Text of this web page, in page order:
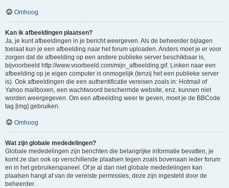
Omhoog
Kan ik afbeeldingen plaatsen?
Ja, je kunt afbeeldingen in je bericht weergeven. Als de beheerder bijlagen
toelaat kun je een afbeelding naar het forum uploaden. Anders moet je er voor
zorgen dat de afbeelding op een andere publieke server beschikbaar is,
bijvoorbeeld http://www.voorbeeld.com/mijn_afbeelding.gif. Linken naar een
afbeelding op je eigen computer is onmogelijk (tenzij het een publieke server
is). Ook afbeeldingen die een authentificatie vereisen zoals in: Hotmail of
Yahoo mailboxen, een wachtwoord beschermde website, enz. kunnen niet
worden weergegeven. Om een afbeelding weer te geven, moet je de BBCode
tag [img] gebruiken.
Omhoog
Wat zijn globale mededelingen?
Globale mededelingen zijn berichten die belangrijke informatie bevatten, je
komt ze dan ook op verschillende plaatsen tegen zoals bovenaan ieder forum
en in het gebruikerspaneel. Of je al dan niet globale mededelingen kan
plaatsen hangt af van de vereiste permissies, deze zijn ingesteld door de
beheerder.